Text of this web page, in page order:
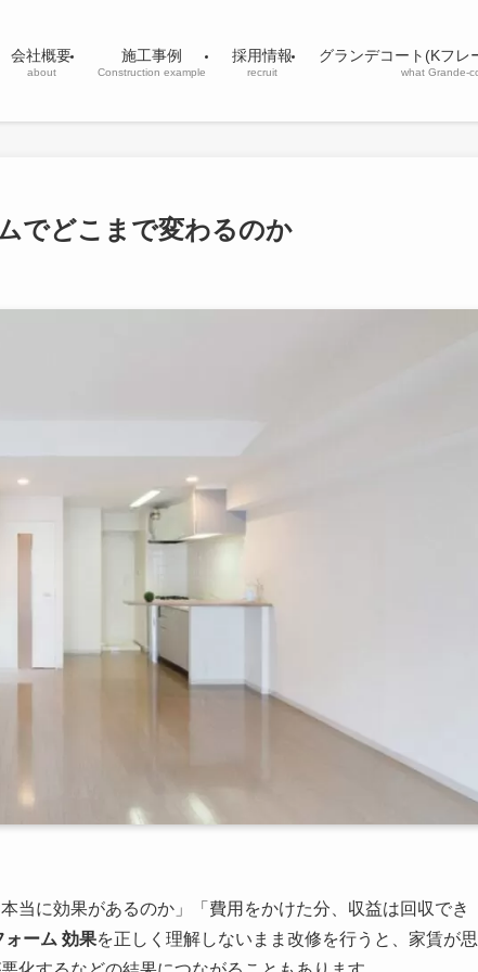
会社概要
about
施工事例
Construction example
採用情報
recruit
グランデコート(Kフレ
what Grande-
でどこまで変わるのか
当に効果があるのか」「費用をかけた分、収益は回収でき
ォーム 効果を正しく理解しないまま改修を行うと、家賃が思